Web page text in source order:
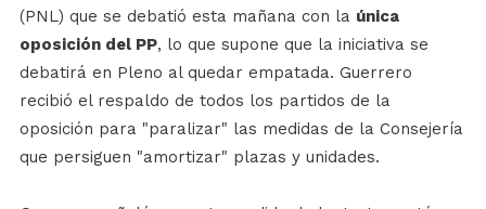
(PNL) que se debatió esta mañana con la única
oposición del PP, lo que supone que la iniciativa se
debatirá en Pleno al quedar empatada. Guerrero
recibió el respaldo de todos los partidos de la
oposición para "paralizar" las medidas de la Consejería
que persiguen "amortizar" plazas y unidades.